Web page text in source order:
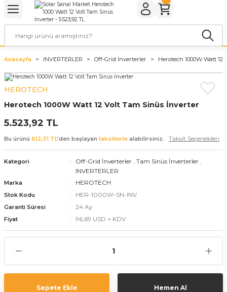
Geri Dön
Panoları
Geri Dön
CİHAZLARI
Cihazları
Geri Dön
Geri Dön
Geri Dön
Geri Dön
Evi Paketleri
Paketler
Anasayfa INVERTERLER Off-Grid İnverterler Herotech 1000W Watt
HEROTECH
Herotech 1000W Watt 12 Volt Tam Sinüs İnverter
5.523,92 TL
Bu ürünü 612,51 TL’den başlayantaksitlerle alabilirsiniz. Taksit Seçenekleri
Kategori Off-Grid İnverterler , Tam Sinüs İnverterler ,
INVERTERLER
Marka HEROTECH
Stok Kodu HER-1000W-SN-INV
Garanti Süresi 24 Ay
Fiyat 96,69 USD + KDV
Sepete Ekle Hemen Al